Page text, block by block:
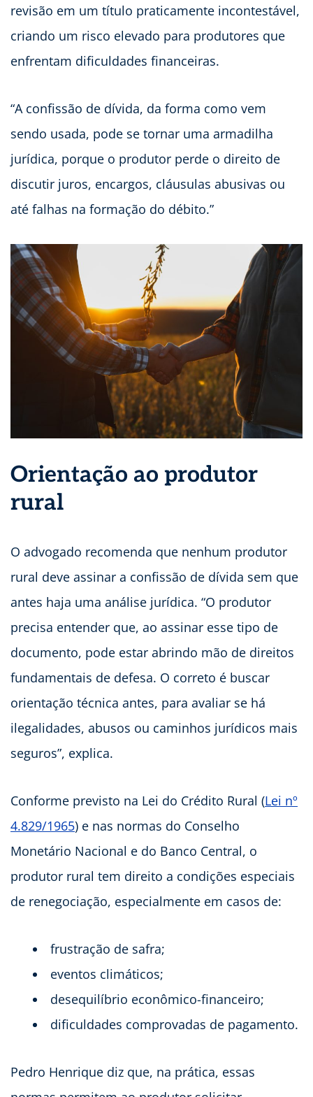
revisão em um título praticamente incontestável,
criando um risco elevado para produtores que
enfrentam dificuldades financeiras.
“A confissão de dívida, da forma como vem
sendo usada, pode se tornar uma armadilha
jurídica, porque o produtor perde o direito de
discutir juros, encargos, cláusulas abusivas ou
até falhas na formação do débito.”
Orientação ao produtor
rural
O advogado recomenda que nenhum produtor
rural deve assinar a confissão de dívida sem que
antes haja uma análise jurídica. “O produtor
precisa entender que, ao assinar esse tipo de
documento, pode estar abrindo mão de direitos
fundamentais de defesa. O correto é buscar
orientação técnica antes, para avaliar se há
ilegalidades, abusos ou caminhos jurídicos mais
seguros”, explica.
Conforme previsto na Lei do Crédito Rural (Lei nº
4.829/1965) e nas normas do Conselho
Monetário Nacional e do Banco Central, o
produtor rural tem direito a condições especiais
de renegociação, especialmente em casos de:
frustração de safra;
eventos climáticos;
desequilíbrio econômico-financeiro;
dificuldades comprovadas de pagamento.
Pedro Henrique diz que, na prática, essas